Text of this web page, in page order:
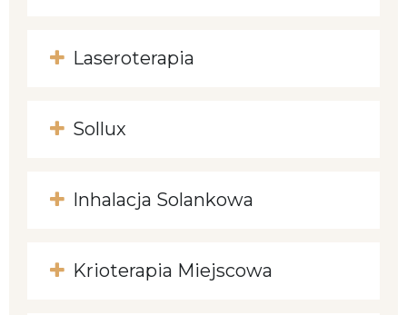
Laseroterapia
Sollux
Inhalacja Solankowa
Krioterapia Miejscowa